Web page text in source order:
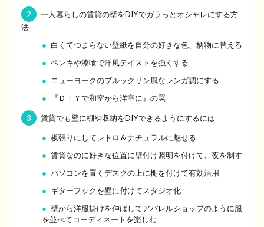
2
一人暮らしの賃貸の壁をDIYでガラっとオシャレにする方
法
白くてつまらない壁紙を自分の好きな色、柄物に替える
ペンキや漆喰で洋風テイストを強くする
ニューヨークのブルックリン風なレンガ調にする
『ＤＩＹで和室から洋室に』の罠
3 賃貸でも壁に棚や収納をDIYできるようにするには
板張りにしてレトロ＆ナチュラルに魅せる
賃貸なのに好きな位置に壁付け照明を付けて、夜を制す
パソコンを置くデスクの上に棚を付けて有効活用
ギターフックを壁に付けてスタジオ化
壁から洋服掛けを伸ばしてアパレルショップのように服
を並べてコーディネートを楽しむ